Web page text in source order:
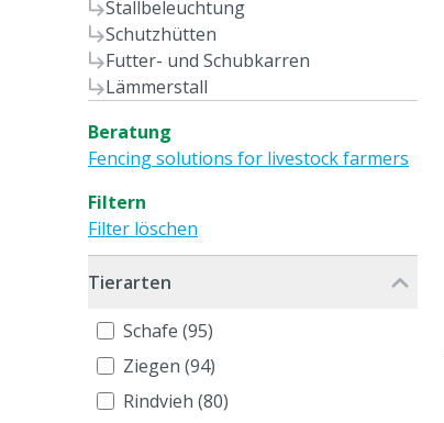
Stallbeleuchtung
Schutzhütten
Futter- und Schubkarren
Lämmerstall
Beratung
Fencing solutions for livestock farmers
Filtern
Filter löschen
Tierarten
Schafe (95)
Ziegen (94)
Rindvieh (80)